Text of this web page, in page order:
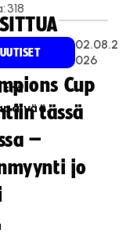
318
UUTISET
02.08.2
026
Cup
tässä
–
jo